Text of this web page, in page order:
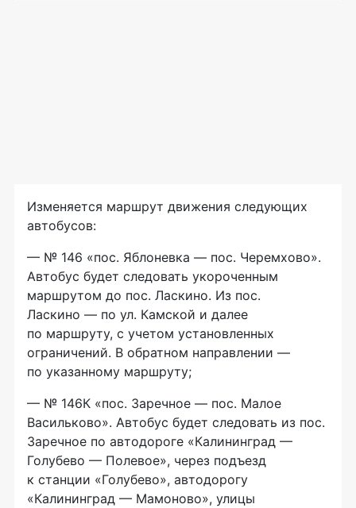
Изменяется маршрут движения следующих
автобусов:
— № 146 «пос. Яблоневка — пос. Черемхово».
Автобус будет следовать укороченным
маршрутом до пос. Ласкино. Из пос.
Ласкино — по ул. Камской и далее
по маршруту, с учетом установленных
ограничений. В обратном направлении —
по указанному маршруту;
— № 146К «пос. Заречное — пос. Малое
Васильково». Автобус будет следовать из пос.
Заречное по автодороге «Калининград —
Голубево — Полевое», через подъезд
к станции «Голубево», автодорогу
«Калининград — Мамоново», улицы